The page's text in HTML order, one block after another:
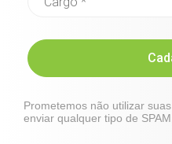
Prometemos não utilizar
enviar qualquer tipo de SPAM.